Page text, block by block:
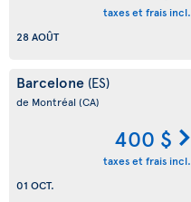
taxes et frais incl.
28 AOÛT
Barcelone (ES)
de Montréal (CA)
400 $
taxes et frais incl.
01 OCT.